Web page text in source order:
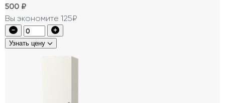
500 ₽
Вы экономите 125₽
Узнать цену